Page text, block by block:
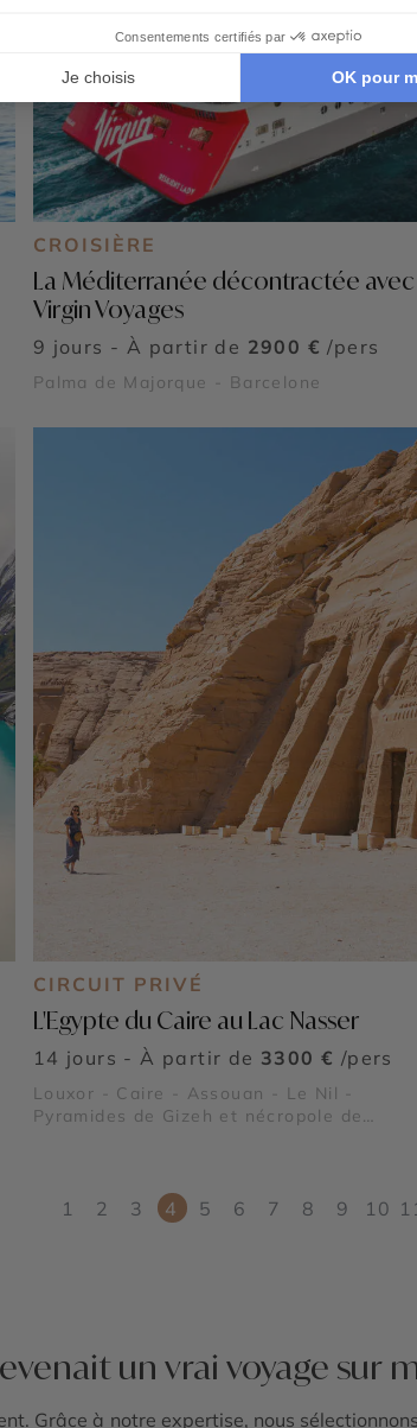
CROISIÈRE
La Méditerranée décontractée avec
Virgin Voyages
9 jours - À partir de 2900 € /pers
Palma de Majorque - Barcelone
CIRCUIT PRIVÉ
L'Egypte du Caire au Lac Nasser
14 jours - À partir de 3300 € /pers
Louxor - Caire - Assouan - Le Nil -
Pyramides de Gizeh et nécropole de
1 2 3 4 5 6 7 8 9 10
un vrai voyage sur
Grâce à notre expertise, nous